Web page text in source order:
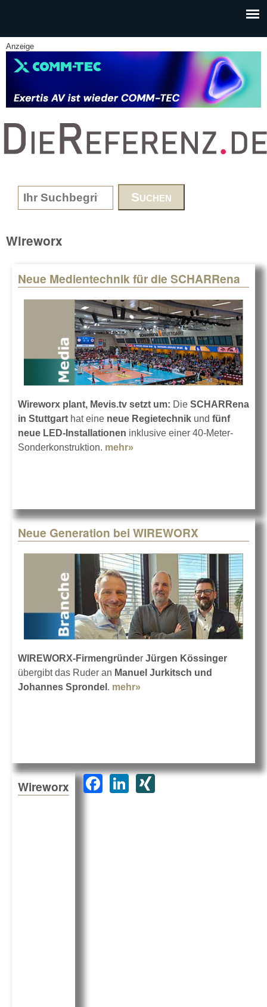
Anzeige
www.DieReferenz.de
Search form
Wireworx
Neue Medientechnik für die SCHARRena
Wireworx plant, Mevis.tv setzt um: Die SCHARRena
in Stuttgart hat eine neue Regietechnik und fünf
neue LED-Installationen inklusive einer 40-Meter-
Sonderkonstruktion. mehr»
Neue Generation bei WIREWORX
WIREWORX-Firmengründer Jürgen Kössinger
übergibt das Ruder an Manuel Jurkitsch und
Johannes Sprondel . mehr»
Wireworx
F
Li XI